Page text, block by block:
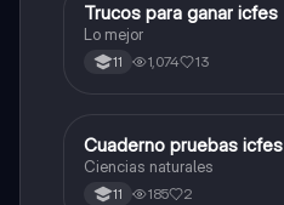
Química
Trucos para ganar icfes
Lo mejor
11 1,074 13
Biologia
Cuaderno pruebas icfes
Ciencias naturales
11 185 2